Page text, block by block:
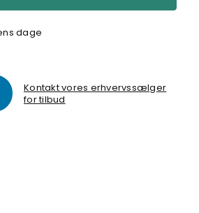
dage
Kontakt vores erhvervssælger
for tilbud